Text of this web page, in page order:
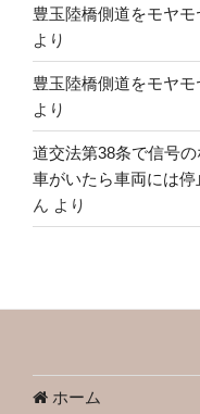
豊玉陸橋側道をモヤ
より
豊玉陸橋側道をモヤ
より
道交法第38条で信号
車がいたら車両には
ん より
ホーム